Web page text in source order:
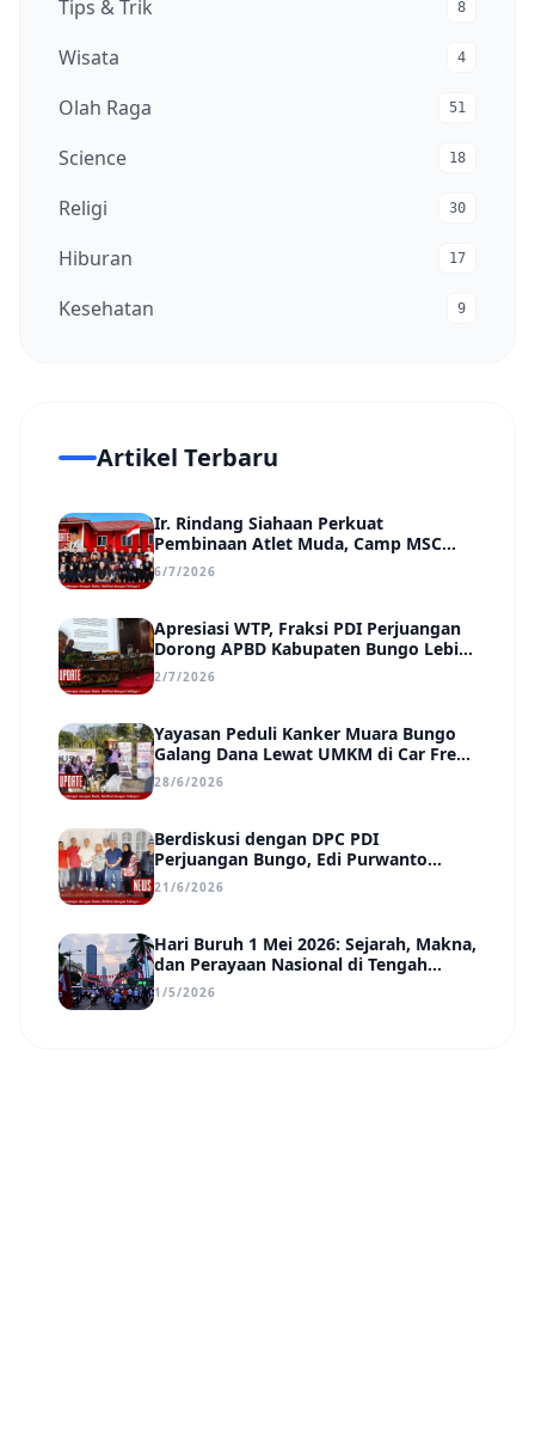
Tips & Trik 8
Wisata 4
Olah Raga 51
Science 18
Religi 30
Hiburan 17
Kesehatan 9
Artikel Terbaru
Ir. Rindang Siahaan Perkuat
Pembinaan Atlet Muda, Camp MSC
Siapkan Generasi Juara Hadapi
Kejuaraan Regional hingga Nasional
6/7/2026
Apresiasi WTP, Fraksi PDI Perjuangan
Dorong APBD Kabupaten Bungo Lebih
Efektif, Transparan, dan Berdampak
2/7/2026
Yayasan Peduli Kanker Muara Bungo
Galang Dana Lewat UMKM di Car Free
Day, Ir. Rindang Siahaan Beri Apresiasi
28/6/2026
Berdiskusi dengan DPC PDI
Perjuangan Bungo, Edi Purwanto
Uraikan Poin-Poin Urgensi yang Perlu
Disadari Pemimpin Daerah
21/6/2026
Hari Buruh 1 Mei 2026: Sejarah, Makna,
dan Perayaan Nasional di Tengah
Tantangan Era Digital
1/5/2026